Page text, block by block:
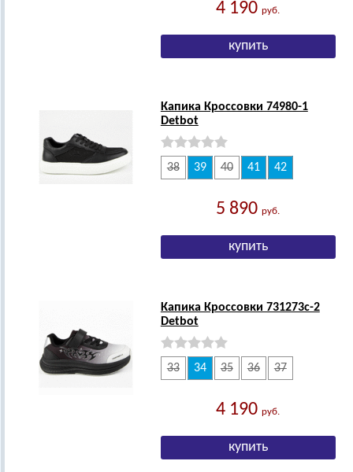
4 190руб.
Капика Кроссовки 74980-1
Detbot
38 39 40 41 42
5 890руб.
Капика Кроссовки 731273с-2
Detbot
33 34 35 36 37
4 190руб.